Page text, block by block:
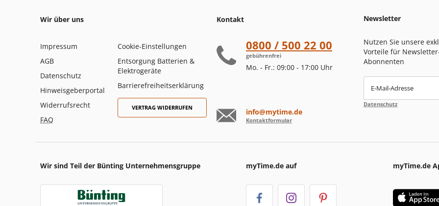
Wir über uns
Impressum
AGB
Datenschutz
Hinweisgeberportal
Widerrufsrecht
FAQ
Cookie-Einstellungen
Entsorgung Batterien &
Elektrogeräte
Barrierefreiheitserklärung
VERTRAG WIDERRUFEN
Kontakt
0800 / 500 22 00
gebührenfrei
Mo. - Fr.: 09:00 - 17:00 Uhr
info@mytime.de
Kontaktformular
Newsletter
Nutzen Sie unsere
Vorteile für
Abonnenten
E-Mail-Adresse
Datenschutz
Wir sind Teil der Bünting Unternehmensgruppe myTime.de auf myTime.de